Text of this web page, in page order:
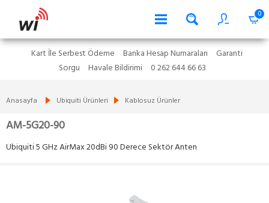
0
Kart İle Serbest Ödeme Banka Hesap Numaraları
Garanti
Sorgu
Havale Bildirimi 0 262 644 66 63
Anasayfa Ubiquiti Ürünleri Kablosuz Ürünler
AM-5G20-90
Ubiquiti 5 GHz AirMax 20dBi 90 Derece Sektör Anten